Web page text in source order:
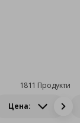
Цена:
1811 Продукти